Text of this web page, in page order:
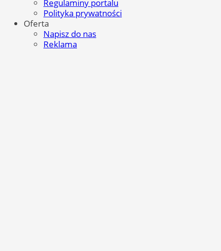
Regulaminy portalu
Polityka prywatności
Oferta
Napisz do nas
Reklama